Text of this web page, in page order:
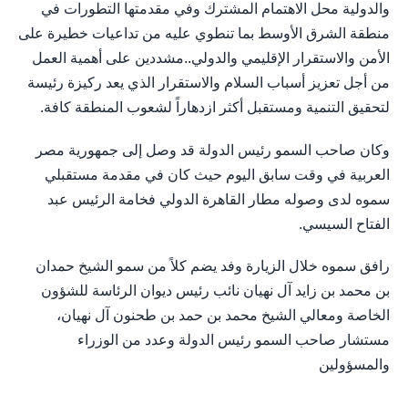
والدولية محل الاهتمام المشترك وفي مقدمتها التطورات في
منطقة الشرق الأوسط بما تنطوي عليه من تداعيات خطيرة على
الأمن والاستقرار الإقليمي والدولي..مشددين على أهمية العمل
من أجل تعزيز أسباب السلام والاستقرار الذي يعد ركيزة رئيسة
لتحقيق التنمية ومستقبل أكثر ازدهاراً لشعوب المنطقة كافة.
وكان صاحب السمو رئيس الدولة قد وصل إلى جمهورية مصر
العربية في وقت سابق اليوم حيث كان في مقدمة مستقبلي
سموه لدى وصوله مطار القاهرة الدولي فخامة الرئيس عبد
الفتاح السيسي.
رافق سموه خلال الزيارة وفد يضم كلاً من سمو الشيخ حمدان
بن محمد بن زايد آل نهيان نائب رئيس ديوان الرئاسة للشؤون
الخاصة ومعالي الشيخ محمد بن حمد بن طحنون آل نهيان،
مستشار صاحب السمو رئيس الدولة وعدد من الوزراء
والمسؤولين